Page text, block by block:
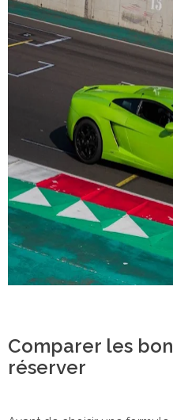
Comparer les
réserver